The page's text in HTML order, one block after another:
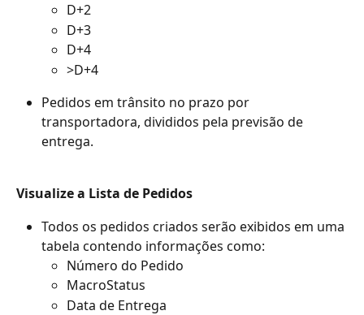
D+2
D+3
D+4
>D+4
Pedidos em trânsito no prazo por
transportadora, divididos pela previsão de
entrega.
Visualize a Lista de Pedidos
Todos os pedidos criados serão exibidos em uma
tabela contendo informações como:
Número do Pedido
MacroStatus
Data de Entrega